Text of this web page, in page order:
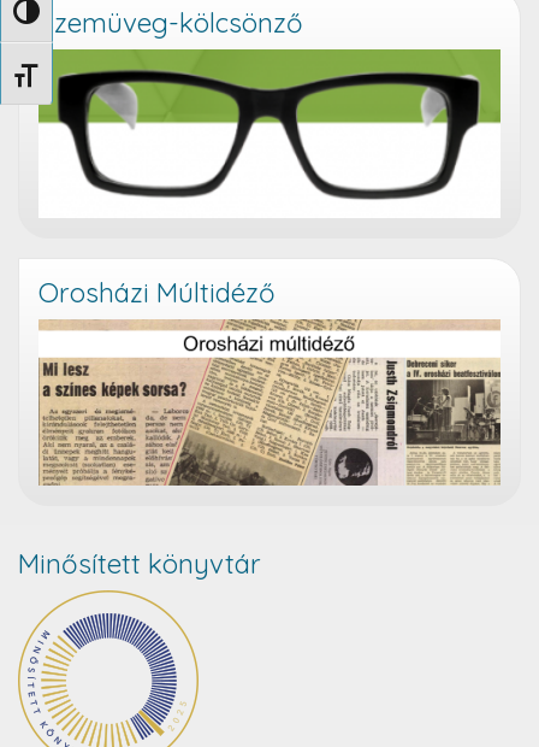
Nagy kontraszt váltása
Betűméret váltása
Szemüveg-kölcsönző
Orosházi Múltidéző
Minősített könyvtár